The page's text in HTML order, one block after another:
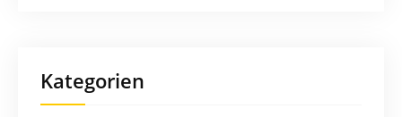
Kategorien